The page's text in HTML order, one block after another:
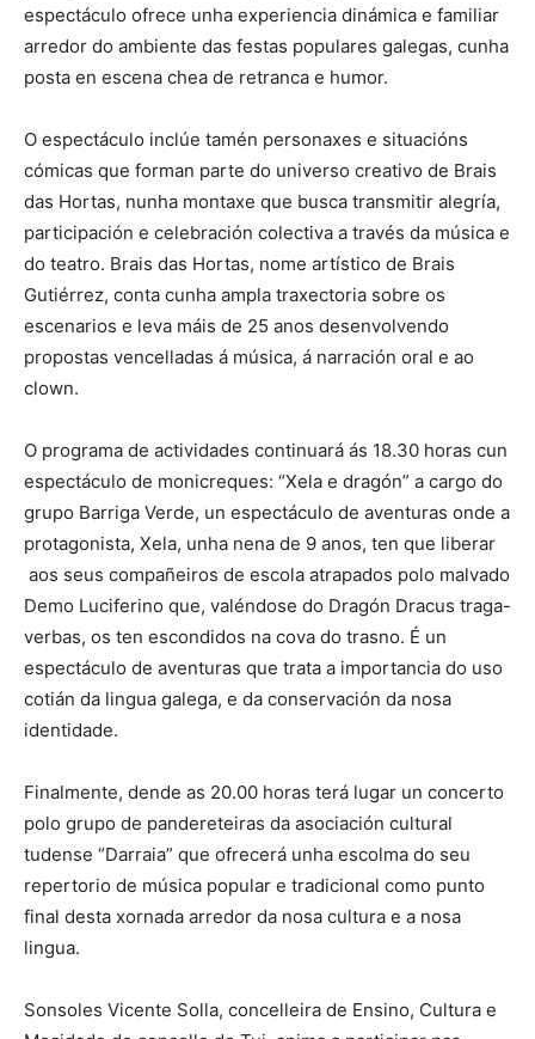
espectáculo ofrece unha experiencia dinámica e familiar
arredor do ambiente das festas populares galegas, cunha
posta en escena chea de retranca e humor.
O espectáculo inclúe tamén personaxes e situacións
cómicas que forman parte do universo creativo de Brais
das Hortas, nunha montaxe que busca transmitir alegría,
participación e celebración colectiva a través da música e
do teatro. Brais das Hortas, nome artístico de Brais
Gutiérrez, conta cunha ampla traxectoria sobre os
escenarios e leva máis de 25 anos desenvolvendo
propostas vencelladas á música, á narración oral e ao
clown.
O programa de actividades continuará ás 18.30 horas cun
espectáculo de monicreques: “Xela e dragón” a cargo do
grupo Barriga Verde, un espectáculo de aventuras onde a
protagonista, Xela, unha nena de 9 anos, ten que liberar
aos seus compañeiros de escola atrapados polo malvado
Demo Luciferino que, valéndose do Dragón Dracus traga-
verbas, os ten escondidos na cova do trasno. É un
espectáculo de aventuras que trata a importancia do uso
cotián da lingua galega, e da conservación da nosa
identidade.
Finalmente, dende as 20.00 horas terá lugar un concerto
polo grupo de pandereteiras da asociación cultural
tudense “Darraia” que ofrecerá unha escolma do seu
repertorio de música popular e tradicional como punto
final desta xornada arredor da nosa cultura e a nosa
lingua.
Sonsoles Vicente Solla, concelleira de Ensino, Cultura e